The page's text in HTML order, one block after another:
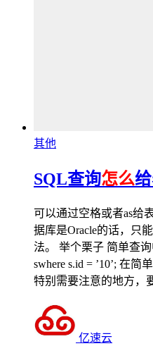
其他
SQL查询怎么
可以通过空格或者as给
据库是Oracle的话，只
法。 举个栗子 简单查询
swhere s.id = ’10’; 在
特别需要注意的地方，
亿速云